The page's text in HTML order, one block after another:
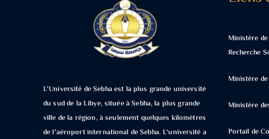
L'Université de Sebha est la plus grande université
du sud de la Libye, située à Sebha, la plus grande
ville de la région, à seulement quelques kilomètres
de l'aéroport international de Sebha. L'université a
Ministère
Recherche
Ministère
Ministère
Portail de